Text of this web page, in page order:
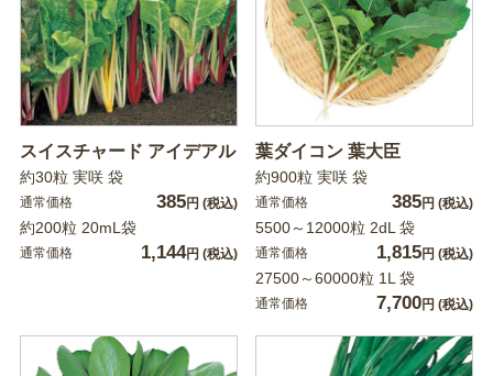
スイスチャード アイデアル
約30粒 実咲 袋
通常価格 385円 (税込)
約200粒 20mL袋
通常価格 1,144円 (税込)
葉ダイコン 葉大臣
約900粒 実咲 袋
通常価格 385円 (税込)
5500～12000粒 2dL 袋
通常価格 1,815円 (税込)
27500～60000粒 1L 袋
通常価格 7,700円 (税込)